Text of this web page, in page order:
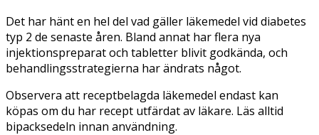
Det har hänt en hel del vad gäller läkemedel vid diabetes
typ 2 de senaste åren. Bland annat har flera nya
injektionspreparat och tabletter blivit godkända, och
behandlingsstrategierna har ändrats något.
Observera att receptbelagda läkemedel endast kan
köpas om du har recept utfärdat av läkare. Läs alltid
bipacksedeln innan användning.